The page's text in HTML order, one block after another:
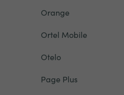
Orange
Ortel Mobile
Otelo
Page Plus